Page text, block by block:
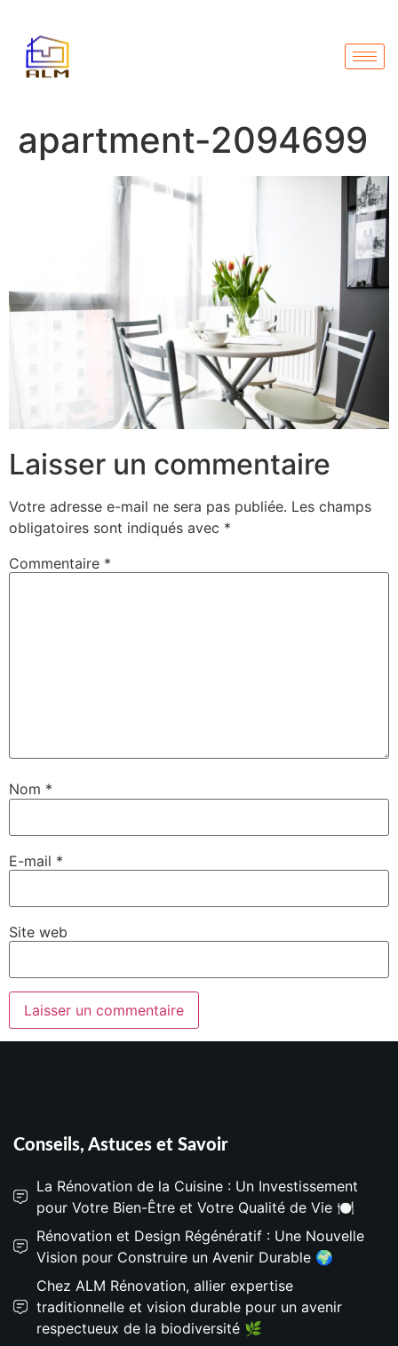
apartment-2094699
Laisser un commentaire
Votre adresse e-mail ne sera pas publiée. Les champs
obligatoires sont indiqués avec *
Commentaire *
Nom *
E-mail *
Site web
Conseils, Astuces et Savoir
La Rénovation de la Cuisine : Un Investissement
pour Votre Bien-Être et Votre Qualité de Vie 🍽️
Rénovation et Design Régénératif : Une Nouvelle
Vision pour Construire un Avenir Durable 🌍
Chez ALM Rénovation, allier expertise
traditionnelle et vision durable pour un avenir
respectueux de la biodiversité 🌿